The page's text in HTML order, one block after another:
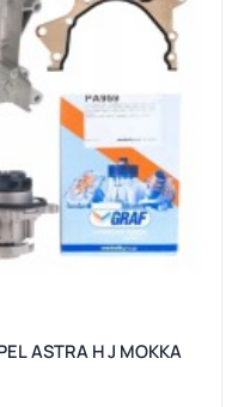
ASTRA H J MOKKA